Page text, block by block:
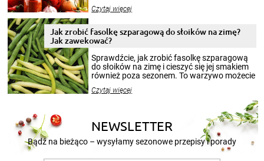
krajobrazów, by cieszyć nimi oko w sezonie
pełni poczuć atmosferę cieplejszych
miesięcy. Przygotowanie słoików ze
patenty, które pozwolą zachować świeżość
przetworów.
Czytaj więcej
Jak zrobić fasolkę szparagową do słoików na zimę?
Jak zawekować?
Sprawdźcie, jak zrobić fasolkę szparagową
do słoików na zimę i cieszyć się jej smakiem
również poza sezonem. To warzywo możecie
nasze propozycje!
Czytaj więcej
NEWSLETTER
Bądź na bieżąco – wysyłamy sezonowe przepisy i porady